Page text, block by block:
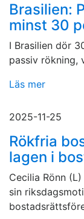
Brasilien:
minst 30
I Brasilien dör
passiv rökning,
Läs mer
2025-11-25
Rökfria
lagen i
Cecilia Rönn
sin